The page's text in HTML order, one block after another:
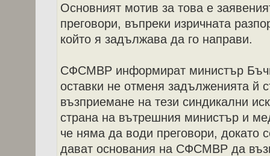
Основният мотив за това е
преговори, въпреки изричната
който я задължава да го направи.
СФСМВР информират министър
оставки не отменя задълженията й
възприемане на тези синдикални
страна на вътрешния министър и
че няма да води преговори, докато
дават основания на СФСМВР да